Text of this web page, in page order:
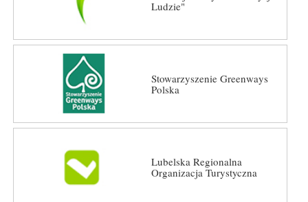
Ludzie"
Stowarzyszenie Greenways
Polska
Lubelska Regionalna
Organizacja Turystyczna